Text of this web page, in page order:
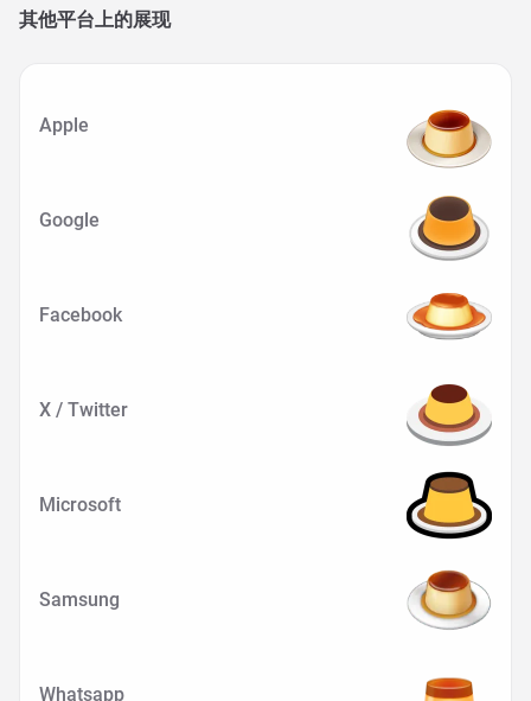
其他平台上的展现
Apple
Google
Facebook
X / Twitter
Microsoft
Samsung
Whatsapp